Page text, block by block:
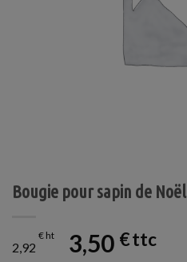
Bougie pour sapin de Noël
2,92
€ 3,50 €